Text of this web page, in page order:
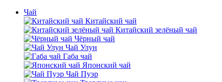
Чай
Китайский чай
Китайский зелёный чай
Чёрный чай
Чай Улун
Габа чай
Японский чай
Чай Пуэр